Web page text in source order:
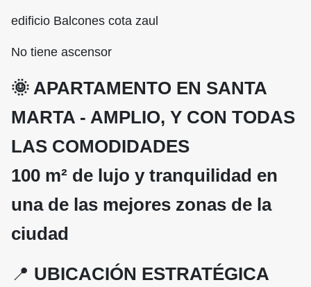
edificio Balcones cota zaul
No tiene ascensor
🌞 APARTAMENTO EN SANTA
MARTA - AMPLIO, Y CON TODAS
LAS COMODIDADES
100 m² de lujo y tranquilidad en
una de las mejores zonas de la
ciudad
📍 UBICACIÓN ESTRATÉGICA